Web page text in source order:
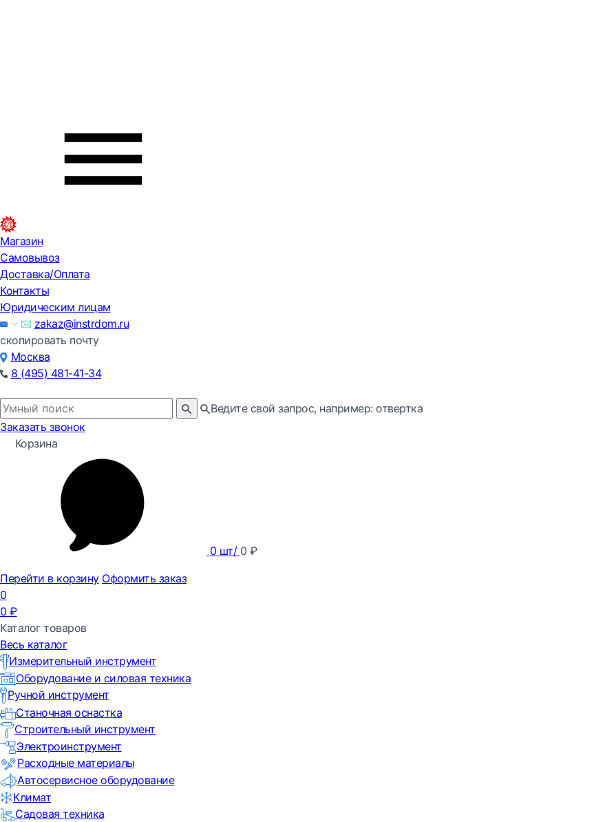
Магазин
Самовывоз
Доставка/Оплата
Контакты
Юридическим лицам
zakaz@instrdom.ru
скопировать почту
Москва
8 (495) 481-41-34
Ведите свой запрос, например: отвертка
Заказать звонок
Корзина
0 шт/ 0 ₽
Перейти в корзину Оформить заказ
0
0 ₽
Каталог товаров
Весь каталог
Измерительный инструмент
Оборудование и силовая техника
Ручной инструмент
Станочная оснастка
Строительный инструмент
Электроинструмент
Расходные материалы
Автосервисное оборудование
Климат
Садовая техника